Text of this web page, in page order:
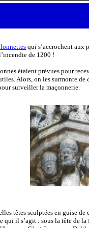
qui s’accrochent aux
de 1200 !
étaient prévues pour
Alors, on les surmonte
surveiller la maçonnerie.
têtes sculptées en guise
qui il s’agit : sous la tête de